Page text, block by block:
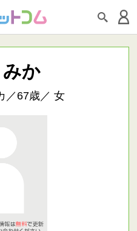
か
／67歳／ 女